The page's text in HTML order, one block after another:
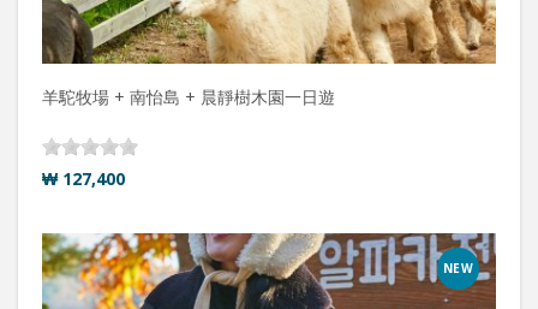
羊駝牧場 + 南怡島 + 晨靜樹木園一日遊
₩ 127,400
NEW